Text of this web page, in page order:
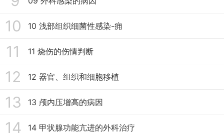
10 10 浅部组织细菌性感染-痈
11 11 烧伤的伤情判断
12 12 器官、组织和细胞移植
13 13 颅内压增高的病因
14 14 甲状腺功能亢进的外科治疗